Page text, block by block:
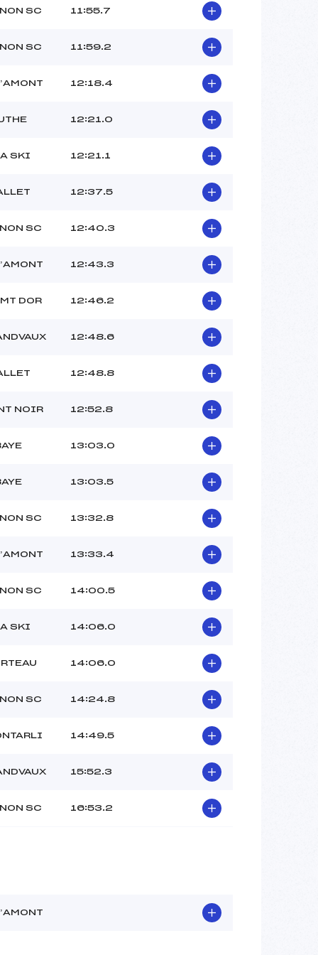
SC 11:55.7
SC 11:59.2
12:18.4
12:21.0
SKI 12:21.1
12:37.5
SC 12:40.3
12:43.3
DOR 12:46.2
12:48.6
12:48.8
NOIR 12:52.8
13:03.0
13:03.5
SC 13:32.8
13:33.4
SC 14:00.5
SKI 14:06.0
14:06.0
SC 14:24.8
14:49.5
15:52.3
SC 16:53.2